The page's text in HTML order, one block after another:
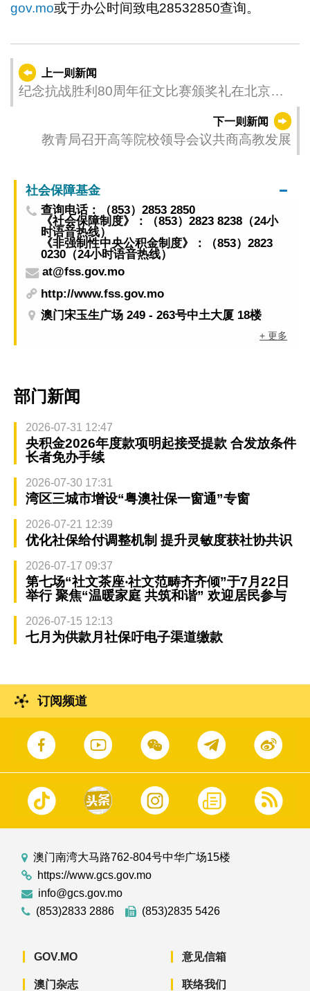
gov.mo或于办公时间致电28532850查询。
上一则新闻
纪念抗战胜利80周年征文比赛颁奖礼在北京举
行 教青局组织得奖师生研学国情增民族自豪感
下一则新闻
教青局召开高等院校领导会议共商高教发展
社会保障基金
查询电话：（853）2853 2850
《社会保障制度》：（853）2823 8238（24小
时语音热线）
《非强制性中央公积金制度》：（853）2823
0230（24小时语音热线）
at@fss.gov.mo
http://www.fss.gov.mo
澳门宋玉生广场 249 - 263号中土大厦 18楼
+ 更多
部门新闻
2026-07-31 12:47
央积金2026年度款项明起接受提款 合发放条件
长者免办手续
2026-07-30 17:31
湾区三城市增设“粤澳社保一窗通”专窗
2026-07-21 12:39
优化社保给付调整机制 提升灵敏度获社协共识
2026-07-17 09:37
第七场“社文茶座‧社文范畴齐齐倾”于7月22日
举行 聚焦“温暖家庭 共筑和谐” 欢迎居民参与
2026-07-15 12:13
七月为供款月社保吁电子渠道缴款
订阅频道
澳门南湾大马路762-804号中华广场15楼
https://www.gcs.gov.mo
info@gcs.gov.mo
(853)2833 2886
(853)2835 5426
GOV.MO
澳门杂志
意见信箱
联络我们